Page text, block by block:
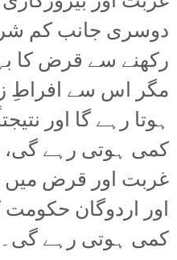
دوسری جانب کم
رکھنے سے قرض کا
مگر اس سے افراطِ
ہوتا رہے گا اور
کمی ہوتی رہے
غربت اور قرض میں
اور اردوگان
کمی ہوتی رہے گی۔